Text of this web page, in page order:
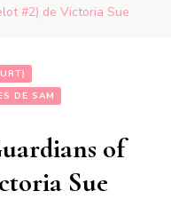
#2) de Victoria Sue
DE SAM
of
Sue